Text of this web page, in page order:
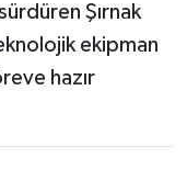
Şırnak
ekipman
hazır